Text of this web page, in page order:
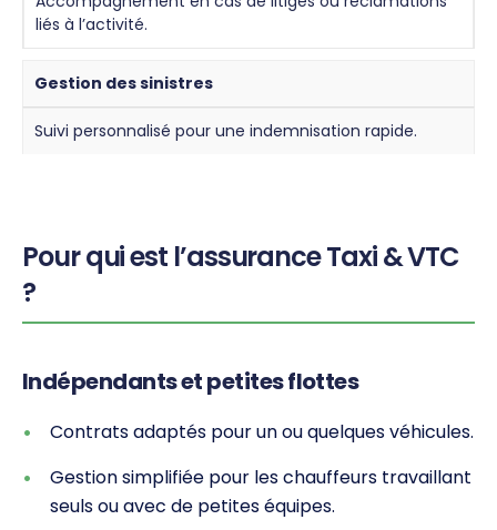
liés à l’activité.
Gestion des sinistres
Suivi personnalisé pour une indemnisation rapide.
Pour qui est l’assurance Taxi & VTC
?
Indépendants et petites flottes
Contrats adaptés pour un ou quelques véhicules.
Gestion simplifiée pour les chauffeurs travaillant
seuls ou avec de petites équipes.